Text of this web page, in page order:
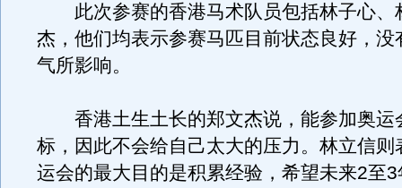
此次参赛的香港马术队员包括林子心、
杰，他们均表示参赛马匹目前状态良好，没
气所影响。
香港土生土长的郑文杰说，能参加奥运
标，因此不会给自己太大的压力。林立信则
运会的最大目的是积累经验，希望未来2至